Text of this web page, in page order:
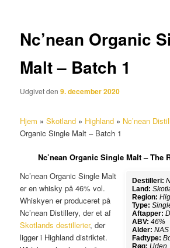
Nc’nean Organic
Malt – Batch 1
Udgivet den9. december 2020
Hjem »Skotland » Highland » Nc’nean
Organic Single Malt – Batch 1
Nc’nean Organic Single Malt – The
Destilleri:
Land:
Region:
Type:
Aftapper:
ABV: 46%
Alder: NAS
Fadtype:
Røg: Uden
Nc’nean Organic Single Malt
er en whisky på 46% vol.
Whiskyen er produceret på
Nc’nean Distillery, der et af
Skotlands destillerier, der
ligger i Highland distriktet.